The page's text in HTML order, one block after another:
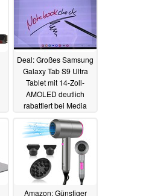
Deal: Großes Samsung
Galaxy Tab S9 Ultra
Tablet mit 14-Zoll-
AMOLED deutlich
rabattiert bei Media
Markt und Saturn
28.10.2024
Amazon: Günstiger